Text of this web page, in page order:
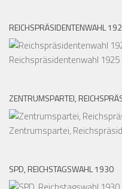
REICHSPRÄSIDENTENWAHL
Reichspräsidentenwahl 1925
ZENTRUMSPARTEI,
Zentrumspartei,
SPD, REICHSTAGSWAHL 1930